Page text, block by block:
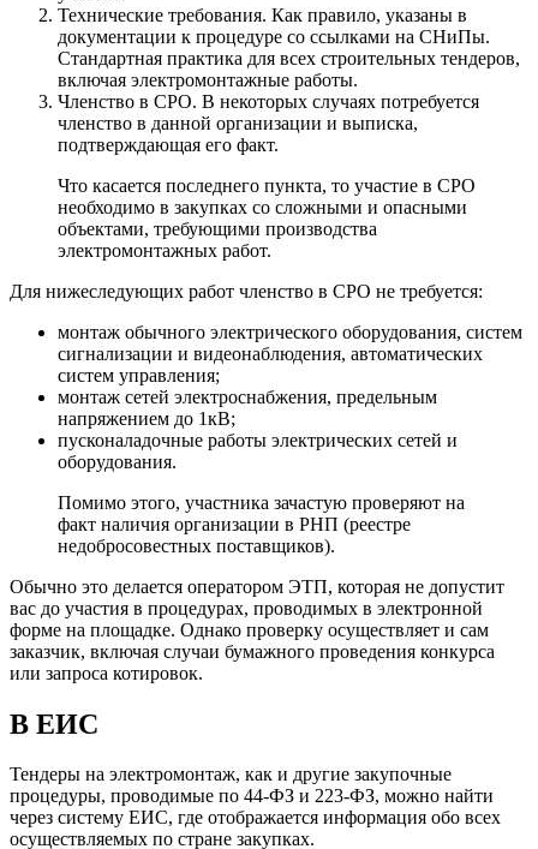
Технические требования. Как правило, указаны в
документации к процедуре со ссылками на СНиПы.
Стандартная практика для всех строительных тендеров,
включая электромонтажные работы.
Членство в СРО. В некоторых случаях потребуется
членство в данной организации и выписка,
подтверждающая его факт.
Что касается последнего пункта, то участие в СРО
необходимо в закупках со сложными и опасными
объектами, требующими производства
электромонтажных работ.
Для нижеследующих работ членство в СРО не требуется:
монтаж обычного электрического оборудования, систем
сигнализации и видеонаблюдения, автоматических
систем управления;
монтаж сетей электроснабжения, предельным
напряжением до 1кВ;
пусконаладочные работы электрических сетей и
оборудования.
Помимо этого, участника зачастую проверяют на
факт наличия организации в РНП (реестре
недобросовестных поставщиков).
Обычно это делается оператором ЭТП, которая не допустит
вас до участия в процедурах, проводимых в электронной
форме на площадке. Однако проверку осуществляет и сам
заказчик, включая случаи бумажного проведения конкурса
или запроса котировок.
В ЕИС
Тендеры на электромонтаж, как и другие закупочные
процедуры, проводимые по 44-ФЗ и 223-ФЗ, можно найти
через систему ЕИС, где отображается информация обо всех
осуществляемых по стране закупках.